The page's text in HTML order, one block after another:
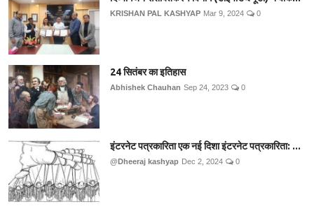
KRISHAN PAL KASHYAP Mar 9, 2024 0
24 सितंबर का इतिहास
Abhishek Chauhan Sep 24, 2023 0
इंटरनेट पत्रकारिता एक नई दिशा इंटरनेट पत्रकारिता: ...
@Dheeraj kashyap Dec 2, 2024 0